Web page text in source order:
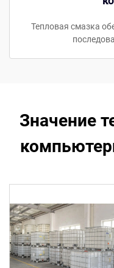
Тепловая смазка
Значение